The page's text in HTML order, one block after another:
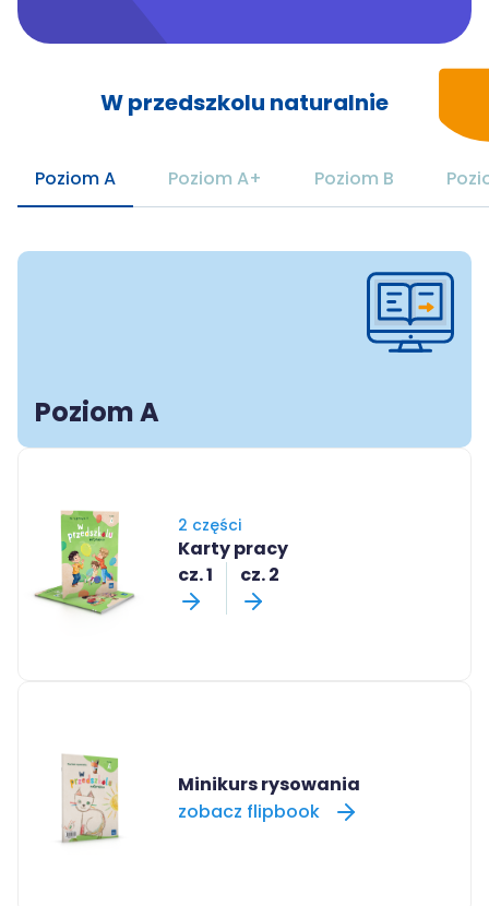
W przedszkolu naturalnie
Poziom A Poziom A+ Poziom B
Poziom A
2 części
Karty pracy
cz. 1
cz. 2
Minikurs rysowania
zobacz flipbook